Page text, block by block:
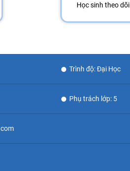
Học sinh theo dõi
Trình độ: Đại Học
Phụ trách lớp: 5